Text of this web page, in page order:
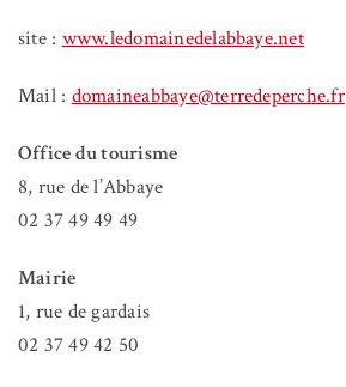
site : www.ledomainedelabbaye.net
Mail : domaineabbaye@terredeperche.fr
Office du tourisme
8, rue de l’Abbaye
02 37 49 49 49
Mairie
1, rue de gardais
02 37 49 42 50